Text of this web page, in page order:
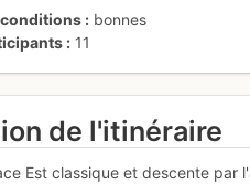
bonnes
11
de l'itinéraire
Est classique et descente par